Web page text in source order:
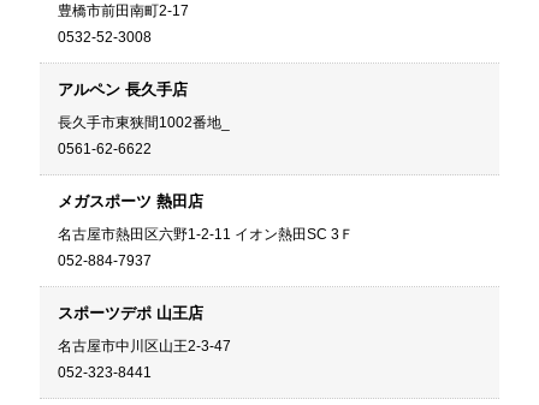
豊橋市前田南町2-17
0532-52-3008
アルペン 長久手店
長久手市東狭間1002番地_
0561-62-6622
メガスポーツ 熱田店
名古屋市熱田区六野1-2-11 イオン熱田SC 3Ｆ
052-884-7937
スポーツデポ 山王店
名古屋市中川区山王2-3-47
052-323-8441